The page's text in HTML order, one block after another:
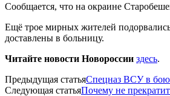
Сообщается, что на окраине
Ещё трое мирных жителей
доставлены в больницу.
Читайте новости Новороссии здесь.
Предыдущая статьяСпецназ ВСУ в бою
Следующая статьяПочему не